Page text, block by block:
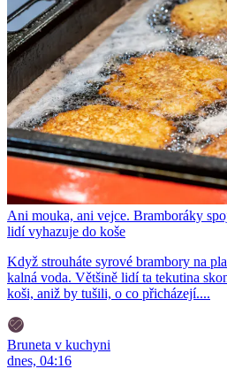
Ani mouka, ani vejce. Bramboráky
lidí vyhazuje do koše
Když strouháte syrové brambory na
kalná voda. Většině lidí ta tekutina
koši, aniž by tušili, o co přicházejí....
Bruneta v kuchyni
dnes, 04:16